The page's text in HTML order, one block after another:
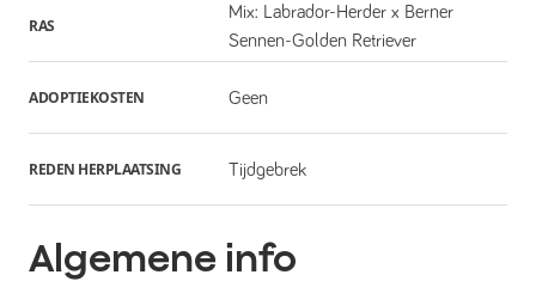
RAS
Mix: Labrador-Herder x Berner
Sennen-Golden Retriever
ADOPTIEKOSTEN Geen
REDEN HERPLAATSING Tijdgebrek
Algemene info